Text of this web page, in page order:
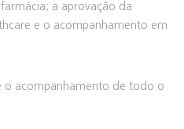
a aprovação da
e o acompanhamento em
o acompanhamento de todo o